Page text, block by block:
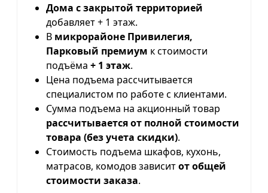
Дома с закрытой территорией
добавляет + 1 этаж.
В микрорайоне Привилегия,
Парковый премиум к стоимости
подъёма + 1 этаж.
Цена подъема рассчитывается
специалистом по работе с клиентами.
Сумма подъема на акционный товар
рассчитывается от полной стоимости
товара (без учета скидки).
Стоимость подъема шкафов, кухонь,
матрасов, комодов зависитот общей
стоимости заказа.